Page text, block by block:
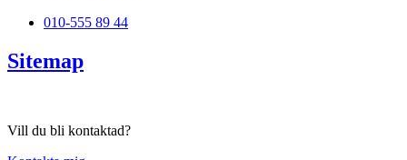
010-555 89 44
Sitemap
Vill du bli kontaktad?